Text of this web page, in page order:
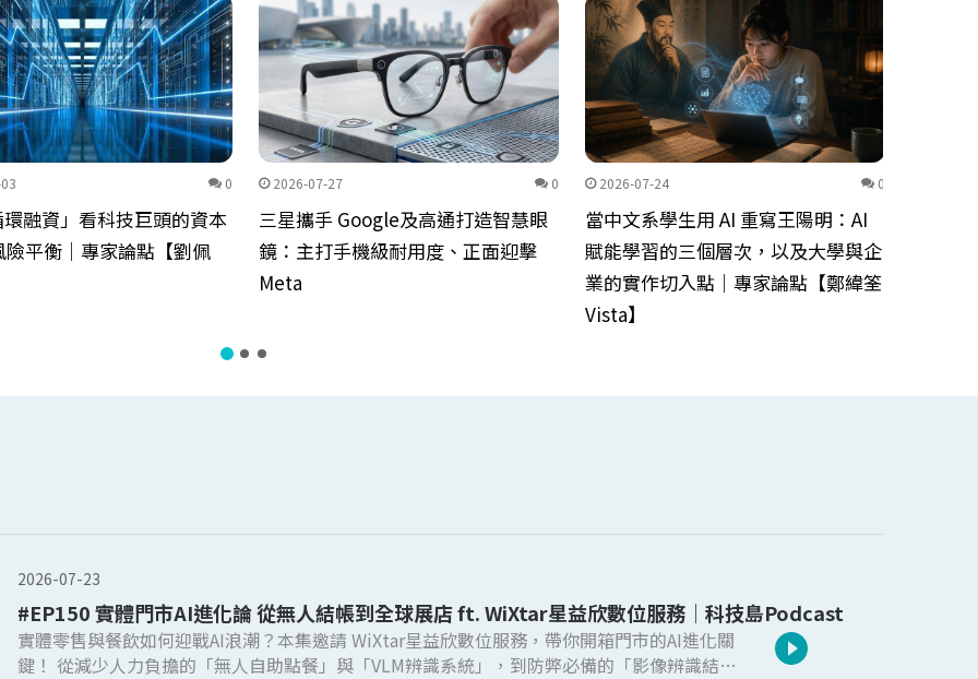
0
融資」看科技巨頭的資本
險平衡｜專家論點【劉佩
2026-07-27 0
三星攜手 Google及高通打造智慧眼
鏡：主打手機級耐用度、正面迎擊
Meta
2026-07-24 0
當中文系學生用 AI 重寫王陽明：AI
賦能學習的三個層次，以及大學與企
業的實作切入點｜專家論點【鄭緯筌
Vista】
2026-07-23
#EP150 實體門市AI進化論 從無人結帳到全球展店 ft. WiXtar星益欣數位服務｜科技島Podcast
實體零售與餐飲如何迎戰AI浪潮？本集邀請 WiXtar星益欣數位服務，帶你開箱門市的AI進化關
鍵！ 從減少人力負擔的「無人自助點餐」與「VLM辨識系統」，到防弊必備的「影像辨識結